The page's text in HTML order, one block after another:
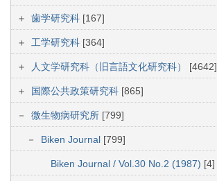
歯学研究科 [167]
工学研究科 [364]
人文学研究科（旧言語文化研究科） [4642]
国際公共政策研究科 [865]
微生物病研究所 [799]
Biken Journal [799]
Biken Journal / Vol.30 No.2 (1987) [4]